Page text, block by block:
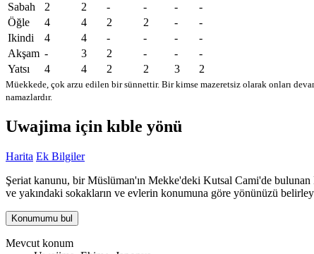
Sabah
2 2 - - -
-
Öğle
4 4 2 2 -
-
Ikindi
4 4 - - -
-
Akşam - 3 2 - -
-
Yatsı
4 4 2 2 3 2
Müekkede, çok arzu edilen bir sünnettir. Bir kimse mazeretsiz olarak onları
namazlardır.
Uwajima için kıble yönü
Harita Ek Bilgiler
Şeriat kanunu, bir Müslüman'ın Mekke'deki Kutsal Cami'de
ve yakındaki sokakların ve evlerin konumuna göre yönünüzü
Konumumu bul
Mevcut konum